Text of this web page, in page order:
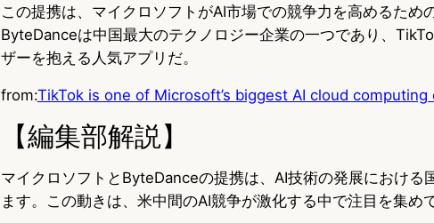
この提携は、マイクロソフトがAI市場での競争力を高めるため
ByteDanceは中国最大のテクノロジー企業の一つであり、
ザーを抱える人気アプリだ。
from:TikTok is one of Microsoft’s biggest AI cloud computing
【編集部解説】
マイクロソフトとByteDanceの提携は、AI技術の発展における
ます。この動きは、米中間のAI競争が激化する中で注目を集め